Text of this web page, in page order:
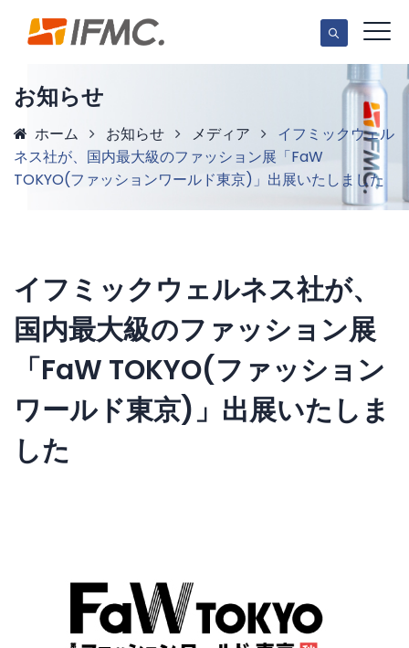
お知らせ
ホーム お知らせ メディア
イフミックウェル
ネス社が、国内最大級のファッション展「FaW
TOKYO(ファッションワールド東京)」出展いたしました
イフミックウェルネス社が、
国内最大級のファッション展
「FaW TOKYO(ファッション
ワールド東京)」出展いたしま
した